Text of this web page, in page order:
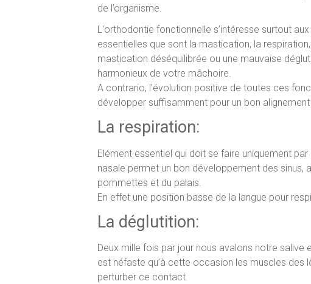
de l’organisme.
L'orthodontie fonctionnelle s’intéresse surtout
essentielles que sont la mastication, la
mastication déséquilibrée ou une mauvaise
harmonieux de votre mâchoire.
A contrario, l'évolution positive de toutes ces
développer suffisamment pour un bon alignement
La respiration:
Elément essentiel qui doit se faire uniquement
nasale permet un bon développement des sinus,
pommettes et du palais.
En effet une position basse de la langue pour
La déglutition:
Deux mille fois par jour nous avalons notre salive
est néfaste qu’à cette occasion les muscles des
perturber ce contact.